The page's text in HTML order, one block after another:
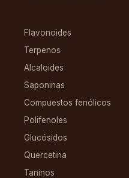
Flavonoides
Terpenos
Alcaloides
Saponinas
Compuestos fenólicos
Polifenoles
Glucósidos
Quercetina
Taninos